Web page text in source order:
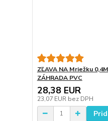
ZĽAVA NA Mriežku
ZÁHRADA PVC
28,38 EUR
23,07 EUR bez DPH